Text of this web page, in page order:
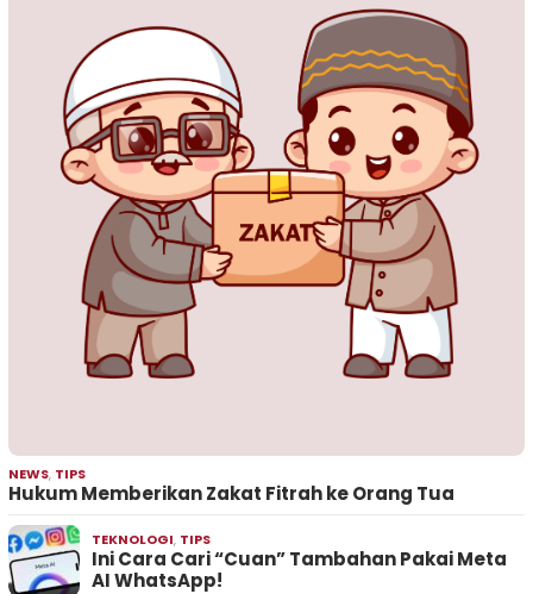
NEWS, TIPS
Hukum Memberikan Zakat Fitrah ke Orang Tua
TEKNOLOGI, TIPS
Ini Cara Cari “Cuan” Tambahan Pakai Meta
AI WhatsApp!